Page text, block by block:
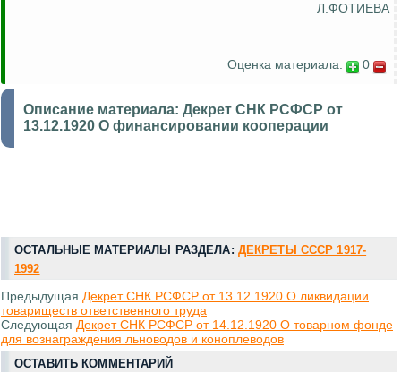
Л.ФОТИЕВА
Оценка материала: 0
Описание материала: Декрет СНК РСФСР от
13.12.1920 О финансировании кооперации
ОСТАЛЬНЫЕ МАТЕРИАЛЫ РАЗДЕЛА: ДЕКРЕТЫ СССР 1917-
1992
Предыдущая Декрет СНК РСФСР от 13.12.1920 О ликвидации
товариществ ответственного труда
Следующая Декрет СНК РСФСР от 14.12.1920 О товарном фонде
для вознаграждения льноводов и коноплеводов
ОСТАВИТЬ КОММЕНТАРИЙ